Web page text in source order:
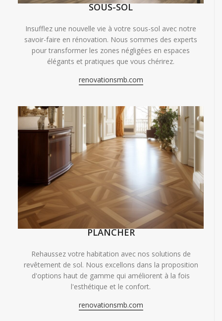
SOUS-SOL
Insufflez une nouvelle vie à votre sous-sol avec notre
savoir-faire en rénovation. Nous sommes des experts
pour transformer les zones négligées en espaces
élégants et pratiques que vous chérirez.
renovationsmb.com
PLANCHER
Rehaussez votre habitation avec nos solutions de
revêtement de sol. Nous excellons dans la proposition
d'options haut de gamme qui améliorent à la fois
l'esthétique et le confort.
renovationsmb.com